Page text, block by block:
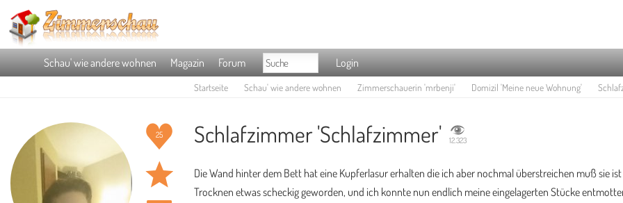
Schau' wie andere wohnen Magazin Forum Login
Startseite Schau' wie andere wohnen Zimmerschauerin 'mrbenji' Domizil 'Meine neue Wohnung'
25 Schlafzimmer 'Schlafzimmer' 12.323
Die Wand hinter dem Bett hat eine Kupferlasur erhalten die ich aber nochmal überstreichen muß sie
Trocknen etwas scheckig geworden, und ich konnte nun endlich meine eingelagerten Stücke